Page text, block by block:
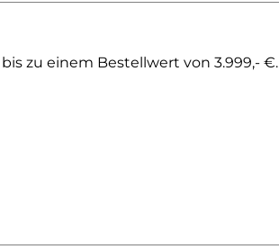
zu einem Bestellwert von 3.999,- €.